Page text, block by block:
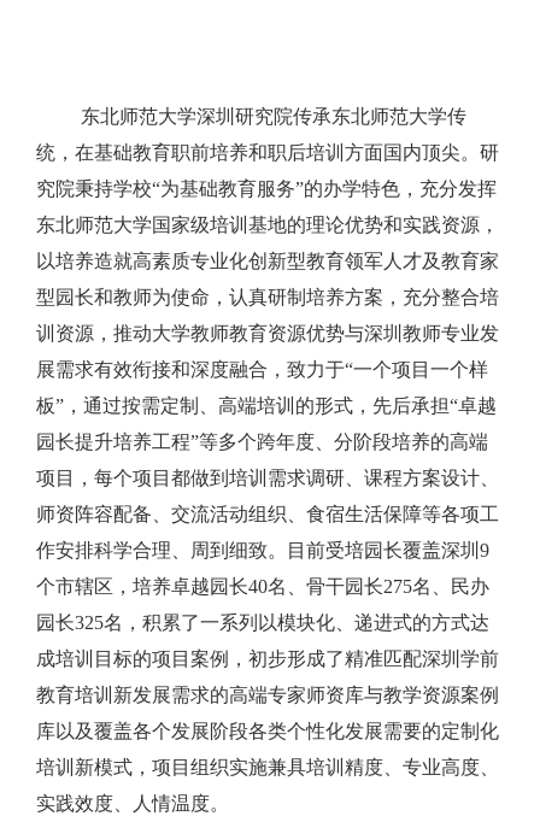
东北师范大学深圳研究院传承东北师范大学传
统，在基础教育职前培养和职后培训方面国内顶尖。研
究院秉持学校“为基础教育服务”的办学特色，充分发挥
东北师范大学国家级培训基地的理论优势和实践资源，
以培养造就高素质专业化创新型教育领军人才及教育家
型园长和教师为使命，认真研制培养方案，充分整合培
训资源，推动大学教师教育资源优势与深圳教师专业发
展需求有效衔接和深度融合，致力于“一个项目一个样
板”，通过按需定制、高端培训的形式，先后承担“卓越
园长提升培养工程”等多个跨年度、分阶段培养的高端
项目，每个项目都做到培训需求调研、课程方案设计、
师资阵容配备、交流活动组织、食宿生活保障等各项工
作安排科学合理、周到细致。目前受培园长覆盖深圳9
个市辖区，培养卓越园长40名、骨干园长275名、民办
园长325名，积累了一系列以模块化、递进式的方式达
成培训目标的项目案例，初步形成了精准匹配深圳学前
教育培训新发展需求的高端专家师资库与教学资源案例
库以及覆盖各个发展阶段各类个性化发展需要的定制化
培训新模式，项目组织实施兼具培训精度、专业高度、
实践效度、人情温度。